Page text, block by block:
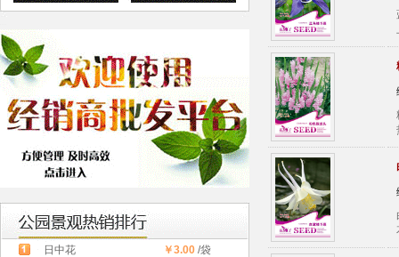
日中花 ￥3.00/袋